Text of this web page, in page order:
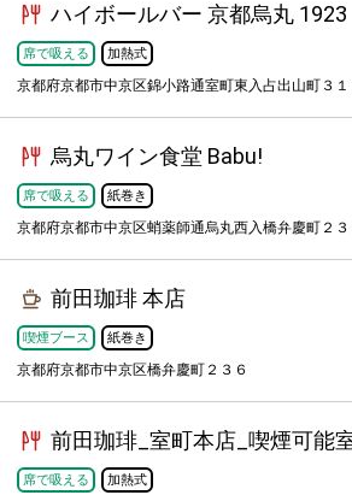
ハイボールバー 京都烏丸 1923
席で吸える 加熱式
京都府京都市中京区錦小路通室町東入占出山町３１
烏丸ワイン食堂 Babu!
席で吸える 紙巻き
京都府京都市中京区蛸薬師通烏丸西入橋弁慶町２
前田珈琲 本店
喫煙ブース 紙巻き
京都府京都市中京区橋弁慶町２３６
前田珈琲_室町本店_喫煙可能
席で吸える 加熱式